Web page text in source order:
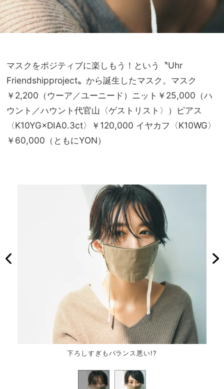
マスクをポジティブに楽しもう！という〝Uhr
Friendshipproject〟から誕生したマスク。マスク
￥2,200（ウーア／ユーニード）ニット￥25,000（ハ
ウント／ハウント代官山〈ゲストリスト〉）ピアス
〈K10YG×DIA0.3ct〉￥120,000 イヤカフ〈K10WG〉
￥60,000（ともにYON）
下ろしすぎもバランス悪い!?